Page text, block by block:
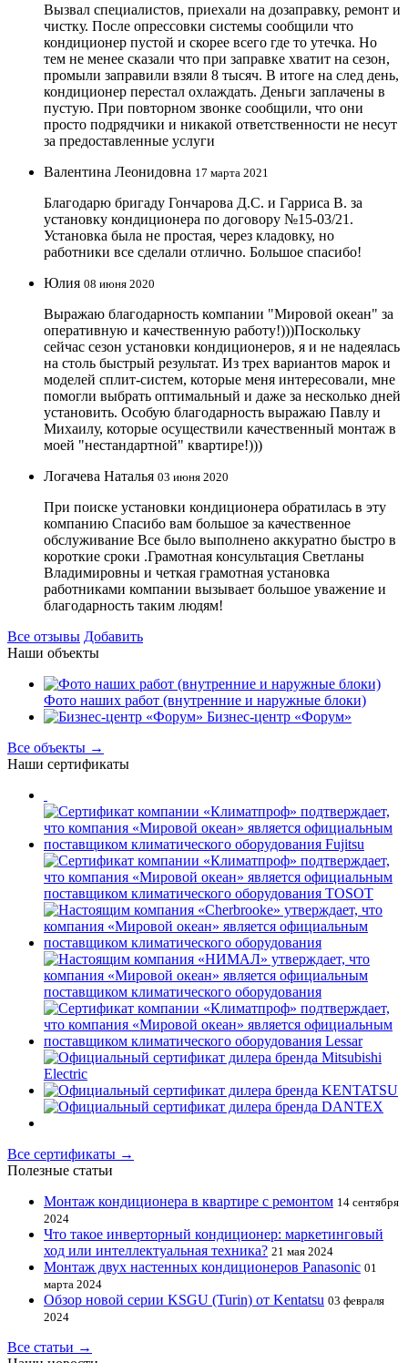
Вызвал специалистов, приехали на дозаправку, ремонт и
чистку. После опрессовки системы сообщили что
кондиционер пустой и скорее всего где то утечка. Но
тем не менее сказали что при заправке хватит на сезон,
промыли заправили взяли 8 тысяч. В итоге на след день,
кондиционер перестал охлаждать. Деньги заплачены в
пустую. При повторном звонке сообщили, что они
просто подрядчики и никакой ответственности не несут
за предоставленные услуги
Валентина Леонидовна 17 марта 2021
Благодарю бригаду Гончарова Д.С. и Гарриса В. за
установку кондиционера по договору №15-03/21.
Установка была не простая, через кладовку, но
работники все сделали отлично. Большое спасибо!
Юлия 08 июня 2020
Выражаю благодарность компании "Мировой океан" за
оперативную и качественную работу!)))Поскольку
сейчас сезон установки кондиционеров, я и не надеялась
на столь быстрый результат. Из трех вариантов марок и
моделей сплит-систем, которые меня интересовали, мне
помогли выбрать оптимальный и даже за несколько дней
установить. Особую благодарность выражаю Павлу и
Михаилу, которые осуществили качественный монтаж в
моей "нестандартной" квартире!)))
Логачева Наталья 03 июня 2020
При поиске установки кондиционера обратилась в эту
компанию Спасибо вам большое за качественное
обслуживание Все было выполнено аккуратно быстро в
короткие сроки .Грамотная консультация Светланы
Владимировны и четкая грамотная установка
работниками компании вызывает большое уважение и
благодарность таким людям!
Все отзывы Добавить
Наши объекты
Фото наших работ (внутренние и наружные блоки)
Бизнес-центр «Форум»
Все объекты →
Наши сертификаты
Все сертификаты →
Полезные статьи
Монтаж кондиционера в квартире с ремонтом 14 сентября
2024
Что такое инверторный кондиционер: маркетинговый
ход или интеллектуальная техника? 21 мая 2024
Монтаж двух настенных кондиционеров Panasonic 01
марта 2024
Обзор новой серии KSGU (Turin) от Kentatsu 03 февраля
2024
Все статьи →